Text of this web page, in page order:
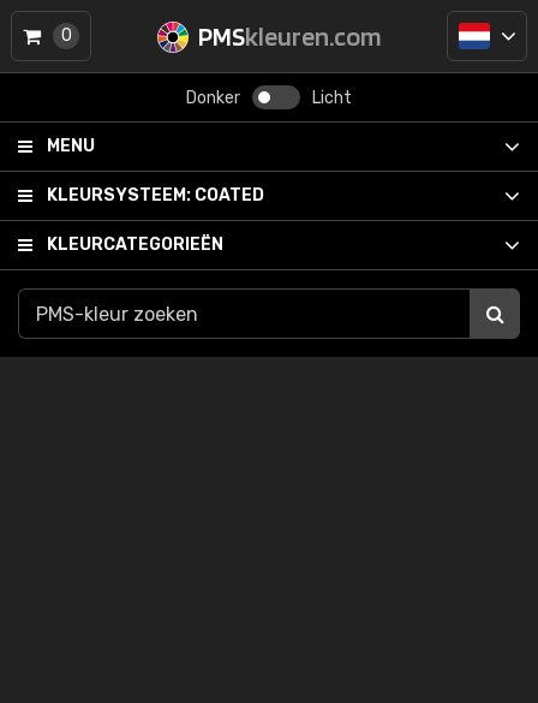
PMSkleuren.com
Donker Licht
MENU
KLEURSYSTEEM: COATED
KLEURCATEGORIEËN
0